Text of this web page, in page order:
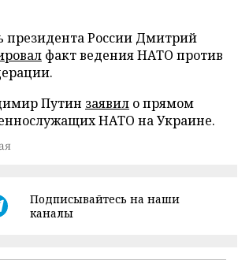
президента России Дмитрий
факт ведения НАТО против
Путин заявил о прямом
НАТО на Украине.
Подписывайтесь на наши
каналы